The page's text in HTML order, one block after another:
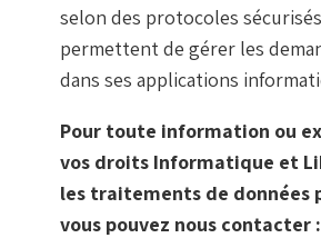
selon des protocoles
permettent de gérer les
dans ses applications
Pour toute information ou
vos droits Informatique et
les traitements de données
vous pouvez nous contacter :